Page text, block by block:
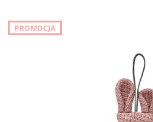
PROMOCJA